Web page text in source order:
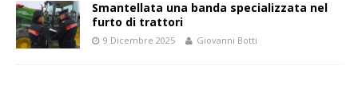
Smantellata una banda specializzata nel
furto di trattori
9 Dicembre 2025 Giovanni Botti